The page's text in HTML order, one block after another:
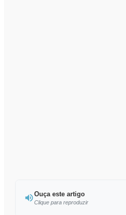
Ouça este artigo
Clique para reproduzir